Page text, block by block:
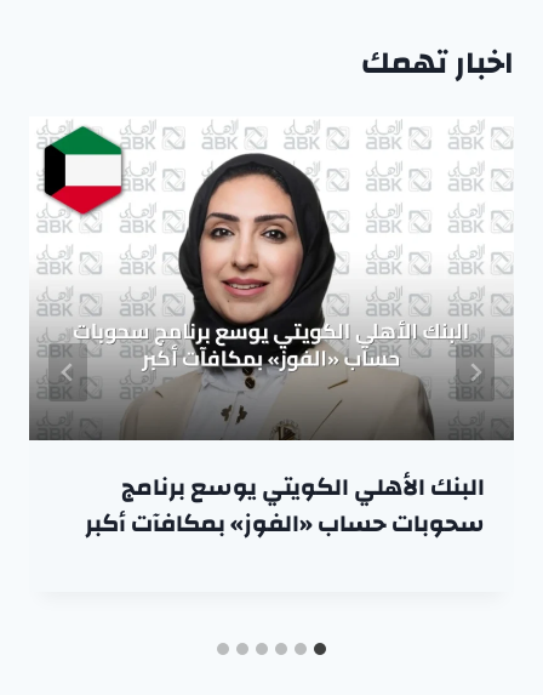
اخبار تهمك
البنك الأهلي الكويتي يوسع برنامج
سحوبات حساب «الفوز» بمكافآت أكبر